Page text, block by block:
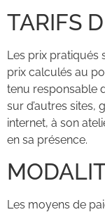
TARIFS
Les prix pratiqués
prix calculés au
tenu responsable
sur d’autres sites,
internet, à son
en sa présence.
Les moyens de